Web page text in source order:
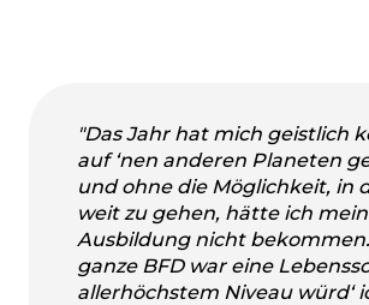
"Das Jahr hat mich geistlich
auf ‘nen anderen Planeten
und ohne die Möglichkeit, in
weit zu gehen, hätte ich
Ausbildung nicht
ganze BFD war eine
allerhöchstem Niveau würd‘